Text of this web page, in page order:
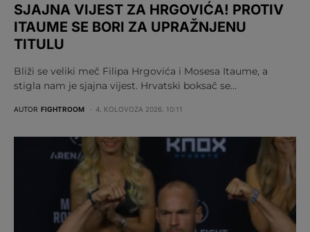
SJAJNA VIJEST ZA HRGOVIĆA! PROTIV
ITAUME SE BORI ZA UPRAŽNJENU
TITULU
Bliži se veliki meč Filipa Hrgovića i Mosesa Itaume, a
stigla nam je sjajna vijest. Hrvatski boksač se…
AUTOR FIGHTROOM 4. KOLOVOZA 2026. 10:11